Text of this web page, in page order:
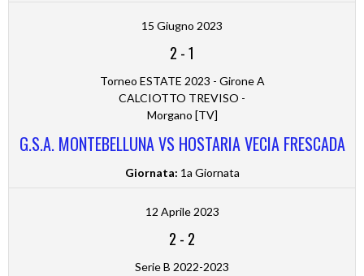
15 Giugno 2023
2 -1
Torneo ESTATE 2023 - Girone A
CALCIOTTO TREVISO -
Morgano [TV]
G.S.A. MONTEBELLUNA VS HOSTARIA VECIA FRESCADA
Giornata: 1a Giornata
12 Aprile 2023
2 - 2
Serie B 2022-2023